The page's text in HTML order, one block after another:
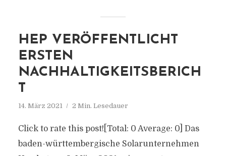
HEP VERÖFFENTLICHT
ERSTEN
NACHHALTIGKEITSBERICH
T
14. März 2021 2 Min. Lesedauer
Click to rate this post![Total: 0 Average: 0] Das
baden-württembergische Solarunternehmen